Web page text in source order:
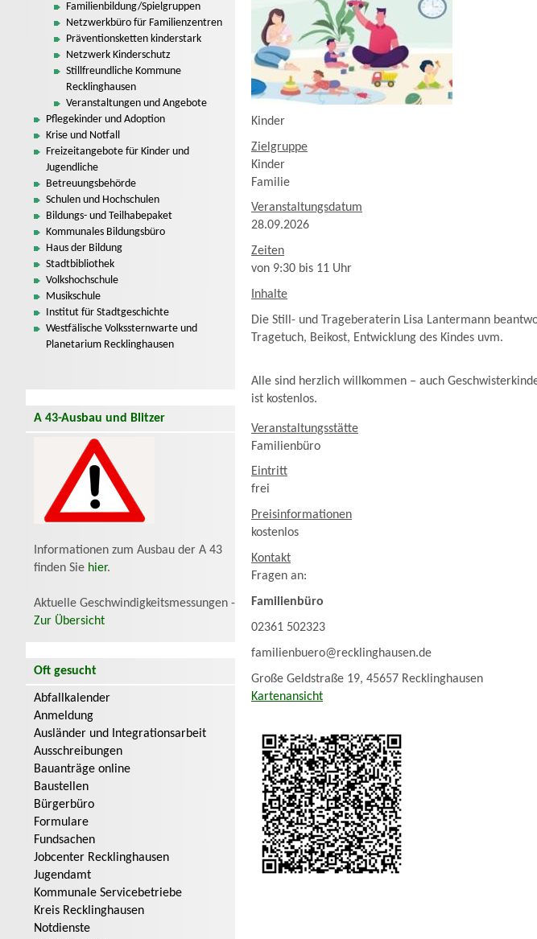
Familienbildung/Spielgruppen
Netzwerkbüro für Familienzentren
Präventionsketten kinderstark
Netzwerk Kinderschutz
Stillfreundliche Kommune
Recklinghausen
Veranstaltungen und Angebote
Pflegekinder und Adoption
Krise und Notfall
Freizeitangebote für Kinder und
Jugendliche
Betreuungsbehörde
Schulen und Hochschulen
Bildungs- und Teilhabepaket
Kommunales Bildungsbüro
Haus der Bildung
Stadtbibliothek
Volkshochschule
Musikschule
Institut für Stadtgeschichte
Westfälische Volkssternwarte und
Planetarium Recklinghausen
A 43-Ausbau und Blitzer
Informationen zum Ausbau der A 43
finden Sie hier.
Aktuelle Geschwindigkeitsmessungen -
Zur Übersicht
Oft gesucht
Abfallkalender
Anmeldung
Ausländer und Integrationsarbeit
Ausschreibungen
Bauanträge online
Baustellen
Bürgerbüro
Formulare
Fundsachen
Jobcenter Recklinghausen
Jugendamt
Kommunale Servicebetriebe
Kreis Recklinghausen
Notdienste
Kinder
Zielgruppe
Kinder
Familie
Veranstaltungsdatum
28.09.2026
Zeiten
von 9:30 bis 11 Uhr
Inhalte
Die Still- und Trageberaterin Lisa Lantermann
Tragetuch, Beikost, Entwicklung des Kindes uvm.
Alle sind herzlich willkommen – auch
ist kostenlos.
Veranstaltungsstätte
Familienbüro
Eintritt
frei
Preisinformationen
kostenlos
Kontakt
Fragen an:
Familienbüro
02361 502323
familienbuero@recklinghausen.de
Große Geldstraße 19, 45657 Recklinghausen
Kartenansicht